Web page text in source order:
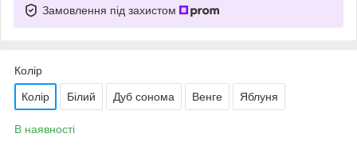
Замовлення під захистом
Колір
Колір Білий Дуб сонома Венге Яблуня
В наявності